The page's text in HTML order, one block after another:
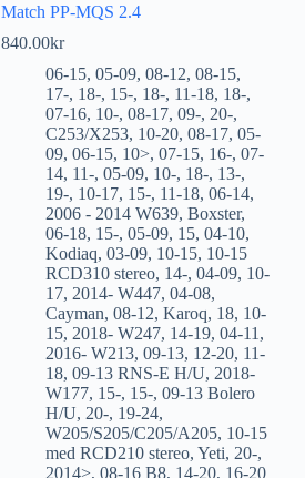
Match PP-MQS 2.4
840.00kr
06-15, 05-09, 08-12, 08-15,
17-, 18-, 15-, 18-, 11-18, 18-,
07-16, 10-, 08-17, 09-, 20-,
C253/X253, 10-20, 08-17, 05-
09, 06-15, 10>, 07-15, 16-, 07-
14, 11-, 05-09, 10-, 18-, 13-,
19-, 10-17, 15-, 11-18, 06-14,
2006 - 2014 W639, Boxster,
06-18, 15-, 05-09, 15, 04-10,
Kodiaq, 03-09, 10-15, 10-15
RCD310 stereo, 14-, 04-09, 10-
17, 2014- W447, 04-08,
Cayman, 08-12, Karoq, 18, 10-
15, 2018- W247, 14-19, 04-11 ,
2016- W213, 09-13, 12-20, 11-
18, 09-13 RNS-E H/U, 2018-
W177, 15-, 15-, 09-13 Bolero
H/U, 20-, 19-24,
W205/S205/C205/A205, 10-15
med RCD210 stereo, Yeti, 20-,
2014>, 08-16 B8, 14-20, 16-20